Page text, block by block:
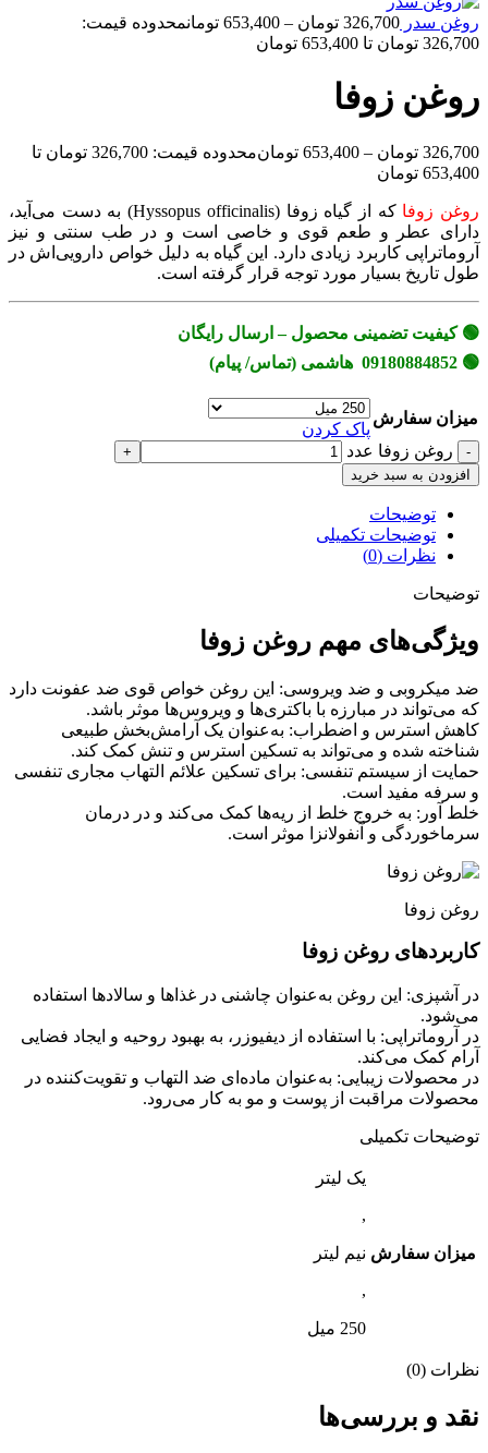
روغن سدر 326,700 تومان –
653,400 تومانمحدوده قیمت:
326,700 تومان تا 653,400 تومان
روغن زوفا
326,700 تومان –
653,400 تومان
محدوده قیمت: 326,700 تومان تا
653,400 تومان
روغن زوفا
که از گیاه زوفا (Hyssopus officinalis) به دست می‌آید،
دارای عطر و طعم قوی و خاصی است و در طب سنتی و نیز
آروماتراپی کاربرد زیادی دارد. این گیاه به دلیل خواص دارویی‌اش در
طول تاریخ بسیار مورد توجه قرار گرفته است.
🟢 کیفیت تضمینی محصول – ارسال رایگان
🟢 09180884852 هاشمی (تماس/ پیام)
میزان سفارش
پاک کردن
روغن زوفا عدد
افزودن به سبد خرید
توضیحات
توضیحات تکمیلی
نظرات (0)
توضیحات
ویژگی‌های مهم روغن زوفا
ضد میکروبی و ضد ویروسی: این روغن خواص قوی ضد عفونت دارد
که می‌تواند در مبارزه با باکتری‌ها و ویروس‌ها موثر باشد.
کاهش استرس و اضطراب: به‌عنوان یک آرامش‌بخش طبیعی
شناخته شده و می‌تواند به تسکین استرس و تنش کمک کند.
حمایت از سیستم تنفسی: برای تسکین علائم التهاب مجاری تنفسی
و سرفه مفید است.
خلط‌ آور: به خروج خلط از ریه‌ها کمک می‌کند و در درمان
سرماخوردگی و آنفولانزا موثر است.
روغن زوفا
کاربردهای روغن زوفا
در آشپزی: این روغن به‌عنوان چاشنی در غذاها و سالادها استفاده
می‌شود.
در آروماتراپی: با استفاده از دیفیوزر، به بهبود روحیه و ایجاد فضایی
آرام کمک می‌کند.
در محصولات زیبایی: به‌عنوان ماده‌ای ضد التهاب و تقویت‌کننده در
محصولات مراقبت از پوست و مو به کار می‌رود.
توضیحات تکمیلی
میزان سفارش
یک لیتر
,
نیم لیتر
,
250 میل
نظرات (0)
نقد و بررسی‌ها